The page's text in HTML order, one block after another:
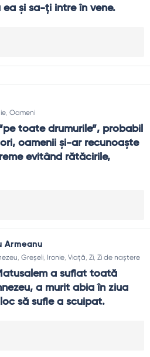
ea și sa-ți intre în vene.
Oameni
toate drumurile”, probabil
oamenii şi-ar recunoaşte
evitând rătăcirile,
Armeanu
Greșeli Ironie Viață Zi Zi de naștere
a suflat toată
a murit abia în ziua
să sufle a scuipat.